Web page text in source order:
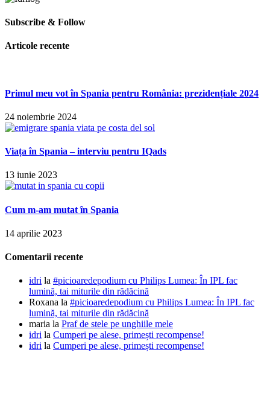
Subscribe & Follow
Articole recente
Primul meu vot în Spania pentru România: prezidențiale 2024
24 noiembrie 2024
Viața în Spania – interviu pentru IQads
13 iunie 2023
Cum m-am mutat în Spania
14 aprilie 2023
Comentarii recente
idri la #picioaredepodium cu Philips Lumea: În IPL fac
lumină, tai miturile din rădăcină
Roxana la #picioaredepodium cu Philips Lumea: În IPL fac
lumină, tai miturile din rădăcină
maria la Praf de stele pe unghiile mele
idri la Cumperi pe alese, primești recompense!
idri la Cumperi pe alese, primești recompense!